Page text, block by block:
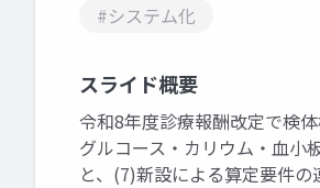
#システム化
スライド概要
令和8年度診療報酬改定で検
グルコース・カリウム・血小
と、(7)新設による算定要件の